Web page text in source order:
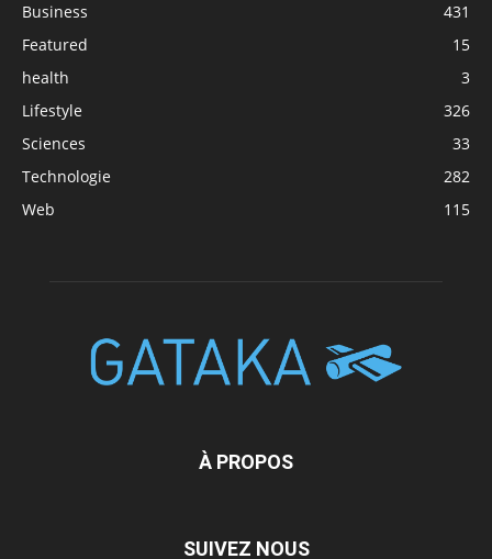
Business
431
Featured
15
health
3
Lifestyle
326
Sciences
33
Technologie
282
Web
115
À PROPOS
SUIVEZ NOUS